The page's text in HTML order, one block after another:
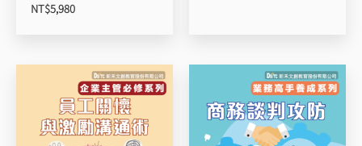
NT$5,980